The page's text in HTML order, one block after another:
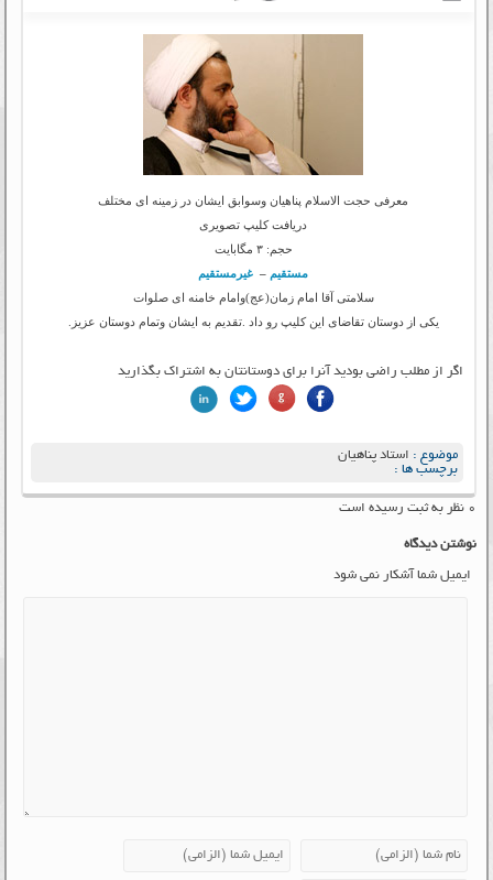
معرفی حجت الاسلام پناهیان وسوابق ایشان در زمینه ای مختلف
دریافت کلیپ تصویری
حجم: ۳ مگابایت
مستقیم – غیرمستقیم
سلامتی آقا امام زمان(عج)وامام خامنه ای صلوات
یکی از دوستان تقاضای این کلیپ رو داد .تقدیم به ایشان وتمام دوستان عزیز.
اگر از مطلب راضی بودید آنرا برای دوستانتان به اشتراک بگذارید
موضوع : استاد پناهیان
برچسب ها :
۰ نظر به ثبت رسیده است
نوشتن دیدگاه
ایمیل شما آشکار نمی شود